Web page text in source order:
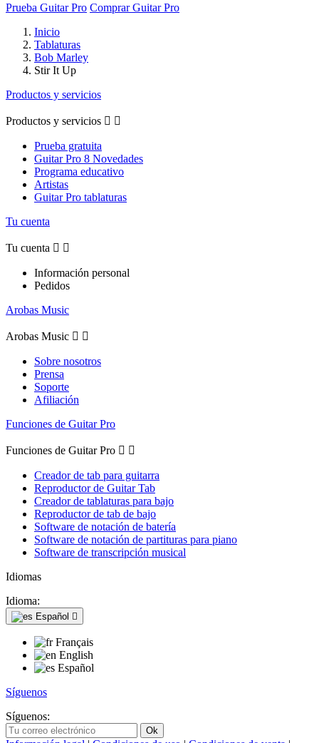
Prueba Guitar Pro Comprar Guitar Pro
Inicio
Tablaturas
Bob Marley
Stir It Up
Productos y servicios
Productos y servicios  
Prueba gratuita
Guitar Pro 8 Novedades
Programa educativo
Artistas
Guitar Pro tablaturas
Tu cuenta
Tu cuenta  
Información personal
Pedidos
Arobas Music
Arobas Music  
Sobre nosotros
Prensa
Soporte
Afiliación
Funciones de Guitar Pro
Funciones de Guitar Pro  
Creador de tab para guitarra
Reproductor de Guitar Tab
Creador de tablaturas para bajo
Reproductor de tab de bajo
Software de notación de batería
Software de notación de partituras para piano
Software de transcripción musical
Idiomas
Idioma:
Español 
Français
English
Español
Síguenos
Síguenos: